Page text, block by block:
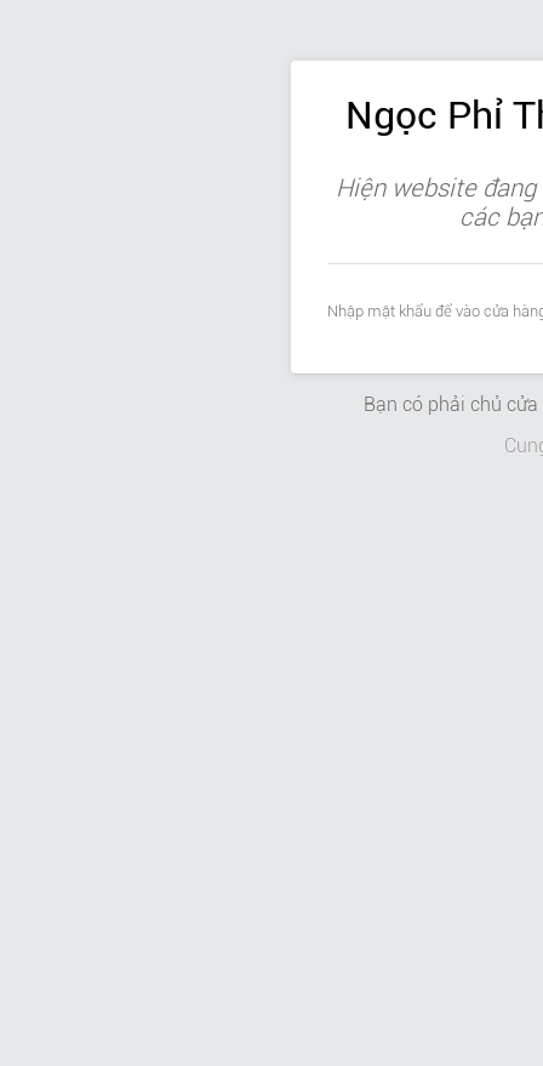
Ngọc Phỉ
Hiện website
các
Nhập mật khẩu để vào cửa
Bạn có phải chủ